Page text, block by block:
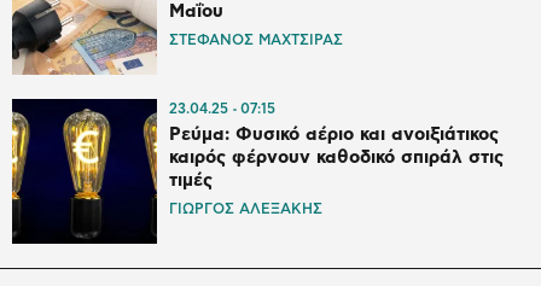
Μαΐου
ΣΤΕΦΑΝΟΣ ΜΑΧΤΣΙΡΑΣ
23.04.25 07:15
Ρεύμα: Φυσικό αέριο και ανοιξιάτικος
καιρός φέρνουν καθοδικό σπιράλ στις
τιμές
ΓΙΩΡΓΟΣ ΑΛΕΞΑΚΗΣ